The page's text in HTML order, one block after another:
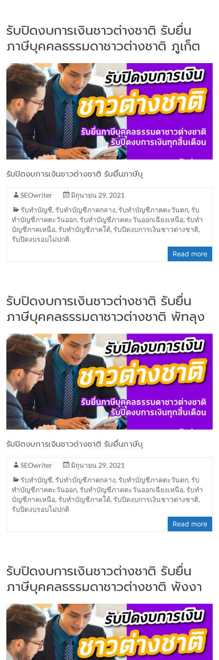
รับปิดงบการเงินชาวต่างชาติ รับยื่น
ภาษีบุคคลธรรมดาชาวต่างชาติ ภูเก็ต
รับปิดงบการเงินชาวต่างชาติ รับยื่นภาษีบุ
SEOwriter
มิถุนายน 29, 2021
รับทำบัญชี, รับทำบัญชีภาคกลาง, รับทำบัญชีภาคตะวันตก, รับ
ทำบัญชีภาคตะวันออก, รับทำบัญชีภาคตะวันออกเฉียงเหนือ, รับทำ
บัญชีภาคเหนือ, รับทำบัญชีภาคใต้, รับปิดงบการเงินชาวต่างชาติ,
รับปิดงบรอบไม่ปกติ
Read more
รับปิดงบการเงินชาวต่างชาติ รับยื่น
ภาษีบุคคลธรรมดาชาวต่างชาติ พัทลุง
รับปิดงบการเงินชาวต่างชาติ รับยื่นภาษีบุ
SEOwriter
มิถุนายน 29, 2021
รับทำบัญชี, รับทำบัญชีภาคกลาง, รับทำบัญชีภาคตะวันตก, รับ
ทำบัญชีภาคตะวันออก, รับทำบัญชีภาคตะวันออกเฉียงเหนือ, รับทำ
บัญชีภาคเหนือ, รับทำบัญชีภาคใต้, รับปิดงบการเงินชาวต่างชาติ,
รับปิดงบรอบไม่ปกติ
Read more
รับปิดงบการเงินชาวต่างชาติ รับยื่น
ภาษีบุคคลธรรมดาชาวต่างชาติ พังงา